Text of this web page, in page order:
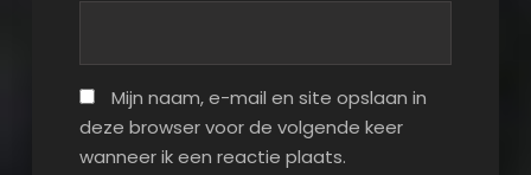
Mijn naam, e-mail en site opslaan in
deze browser voor de volgende keer
wanneer ik een reactie plaats.